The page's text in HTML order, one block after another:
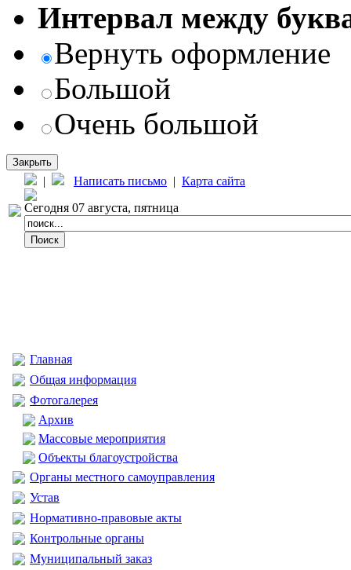
Интервал между
Вернуть оформление
Большой
Очень большой
Закрыть
| Написать письмо | Карта сайта
Сегодня 07 августа, пятница
Главная
Общая информация
Фотогалерея
Архив
Массовые мероприятия
Объекты благоустройства
Органы местного самоуправления
Устав
Нормативно-правовые акты
Контрольные органы
Муниципальный заказ